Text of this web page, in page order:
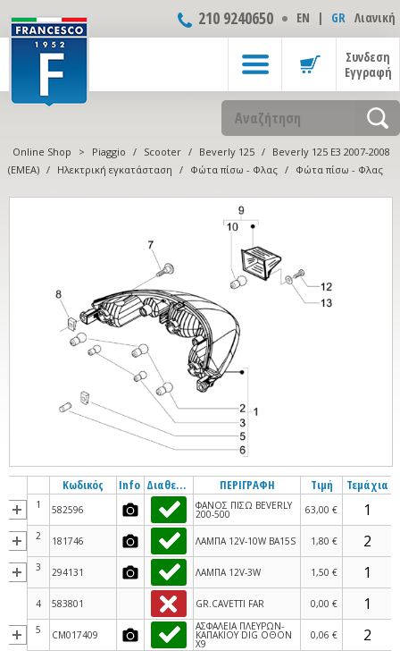
210 9240650 ΕΝ | GR Λιανική
Συνδεση
Εγγραφή
Online Shop > Piaggio / Scooter / Beverly 125 / Beverly 125 E3 2007-2008
(EMEA) / Ηλεκτρική εγκατάσταση / Φώτα πίσω - Φλας / Φώτα πίσω - Φλας
Κωδικός Info Διαθεσιμότητα ΠΕΡΙΓΡΑΦΗ Τιμή Τεμάχια
1 582596 ΦΑΝΟΣ ΠΙΣΩ BEVERLY
200-500 63,00 €
2 181746 ΛΑΜΠΑ 12V-10W BA15S 1,80 €
3 294131 ΛΑΜΠΑ 12V-3W 1,50 €
4 583801 GR.CAVETTI FAR 0,00 €
5 CM017409
ΑΣΦΑΛΕΙΑ ΠΛΕΥΡΩΝ-
ΚΑΠΑΚΙΟΥ DIG ΟΘΟΝ
Χ9
0,06 €